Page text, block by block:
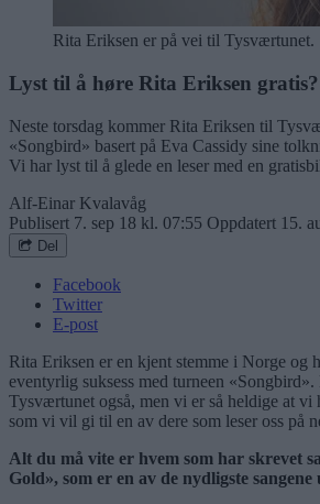
Rita Eriksen er på vei til Tysværtunet.
Lyst til å høre Rita Eriksen gratis?
Neste torsdag kommer Rita Eriksen til
«Songbird» basert på Eva Cassidy sine
Vi har lyst til å glede en leser med en
Alf-Einar Kvalavåg
Publisert 7. sep 18 kl. 07:55 Oppdatert 15.
Del
Facebook
Twitter
E-post
Rita Eriksen er en kjent stemme i Norge og
eventyrlig suksess med turneen
Tysværtunet også, men vi er så heldige at vi
som vi vil gi til en av dere som leser oss på
Alt du må vite er hvem som har skrevet
Gold», som er en av de nydligste